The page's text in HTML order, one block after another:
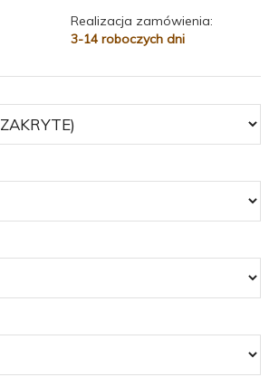
Realizacja zamówienia:
3-14 roboczych dni